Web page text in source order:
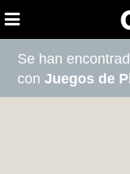
Se han
conJuegos de